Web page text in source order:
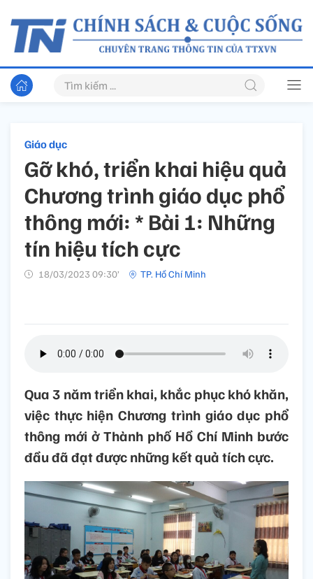
Giáo dục
Gỡ khó, triển khai hiệu quả
Chương trình giáo dục phổ
thông mới: * Bài 1: Những
tín hiệu tích cực
18/03/2023 09:30’ TP. Hồ Chí Minh
Qua 3 năm triển khai, khắc phục khó khăn,
việc thực hiện Chương trình giáo dục phổ
thông mới ở Thành phố Hồ Chí Minh bước
đầu đã đạt được những kết quả tích cực.